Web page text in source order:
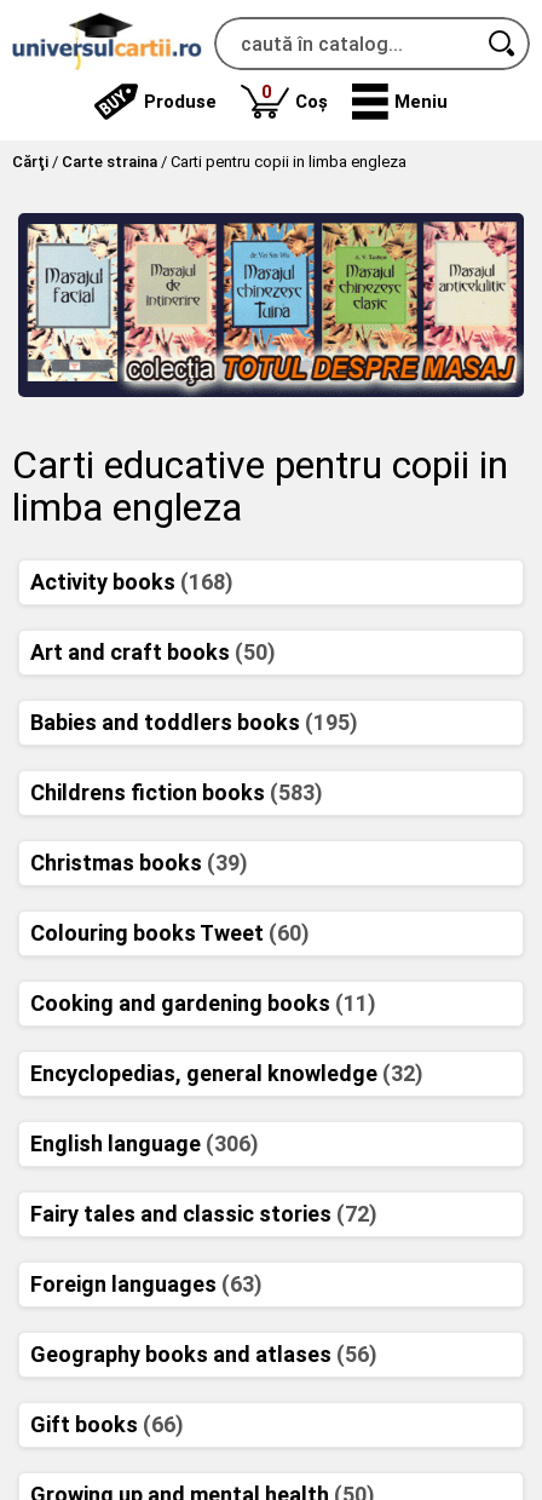
Produse 0produse
Coș Meniu
Cărţi / Carte straina / Carti pentru copii in limba engleza
Carti educative pentru copii in
limba engleza
Activity books (168)
Art and craft books (50)
Babies and toddlers books (195)
Childrens fiction books (583)
Christmas books (39)
Colouring books Tweet (60)
Cooking and gardening books (11)
Encyclopedias, general knowledge (32)
English language (306)
Fairy tales and classic stories (72)
Foreign languages (63)
Geography books and atlases (56)
Gift books (66)
Growing up and mental health (50)